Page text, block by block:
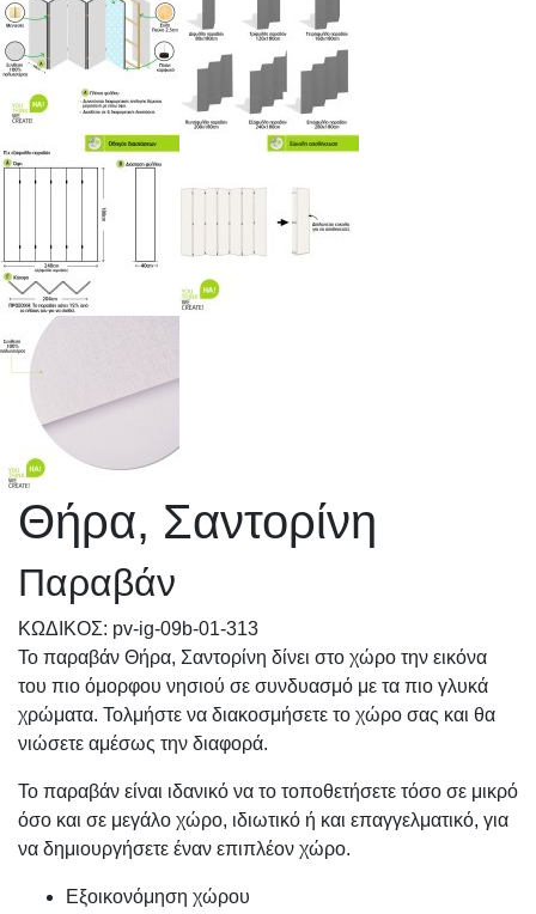
Θήρα, Σαντορίνη
Παραβάν
KΩΔΙΚΟΣ: pv-ig-09b-01-313
Το παραβάν Θήρα, Σαντορίνη δίνει στο χώρο την εικόνα
του πιο όμορφου νησιού σε συνδυασμό με τα πιο γλυκά
χρώματα. Τολμήστε να διακοσμήσετε το χώρο σας και θα
νιώσετε αμέσως την διαφορά.
Το παραβάν είναι ιδανικό να το τοποθετήσετε τόσο σε μικρό
όσο και σε μεγάλο χώρο, ιδιωτικό ή και επαγγελματικό, για
να δημιουργήσετε έναν επιπλέον χώρο.
Εξοικονόμηση χώρου